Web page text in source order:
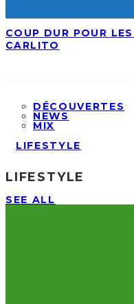
COUP DUR POUR
CARLITO
DÉCOUVERTES
NEWS
MIX
LIFESTYLE
LIFESTYLE
SEE ALL